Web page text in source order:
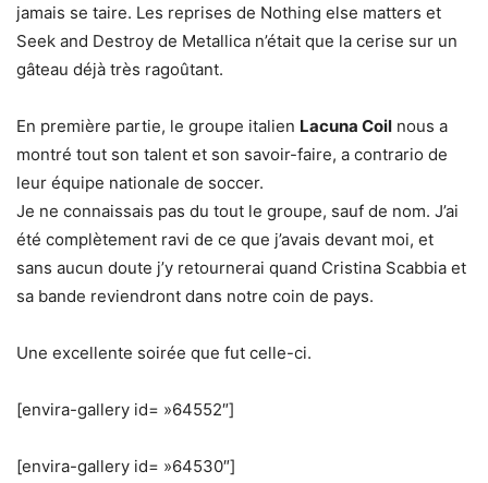
jamais se taire. Les reprises de Nothing else matters et
Seek and Destroy de Metallica n’était que la cerise sur un
gâteau déjà très ragoûtant.
En première partie, le groupe italien Lacuna Coil nous a
montré tout son talent et son savoir-faire, a contrario de
leur équipe nationale de soccer.
Je ne connaissais pas du tout le groupe, sauf de nom. J’ai
été complètement ravi de ce que j’avais devant moi, et
sans aucun doute j’y retournerai quand Cristina Scabbia et
sa bande reviendront dans notre coin de pays.
Une excellente soirée que fut celle-ci.
[envira-gallery id= »64552″]
[envira-gallery id= »64530″]